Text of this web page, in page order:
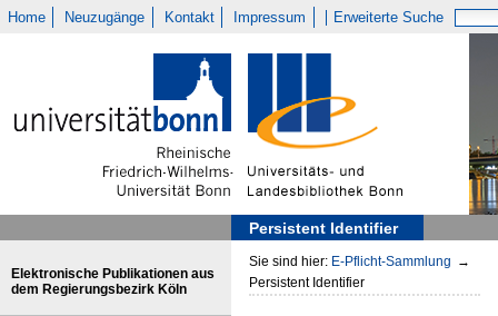
Home Neuzugänge Kontakt Impressum Erweiterte Suche
Persistent Identifier
Elektronische Publikationen aus
dem Regierungsbezirk Köln
Sie sind hier: E-Pflicht-Sammlung →
Persistent Identifier